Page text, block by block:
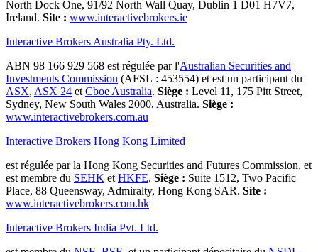
North Dock One, 91/92 North Wall Quay, Dublin 1 D01 H7V7,
Ireland. Site : www.interactivebrokers.ie
Interactive Brokers Australia Pty. Ltd.
ABN 98 166 929 568 est régulée par l'Australian Securities and
Investments Commission (AFSL : 453554) et est un participant du
ASX, ASX 24 et Cboe Australia. Siège : Level 11, 175 Pitt Street,
Sydney, New South Wales 2000, Australia. Siège :
www.interactivebrokers.com.au
Interactive Brokers Hong Kong Limited
est régulée par la Hong Kong Securities and Futures Commission, et
est membre du SEHK et HKFE. Siège : Suite 1512, Two Pacific
Place, 88 Queensway, Admiralty, Hong Kong SAR. Site :
www.interactivebrokers.com.hk
Interactive Brokers India Pvt. Ltd.